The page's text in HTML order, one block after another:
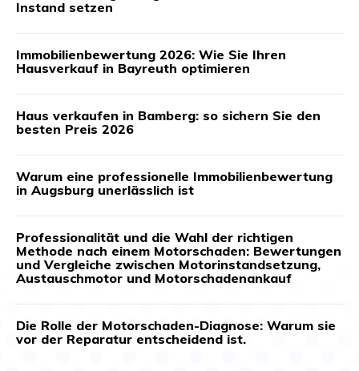
Instand setzen
Immobilienbewertung 2026: Wie Sie Ihren
Hausverkauf in Bayreuth optimieren
Haus verkaufen in Bamberg: so sichern Sie den
besten Preis 2026
Warum eine professionelle Immobilienbewertung
in Augsburg unerlässlich ist
Professionalität und die Wahl der richtigen
Methode nach einem Motorschaden: Bewertungen
und Vergleiche zwischen Motorinstandsetzung,
Austauschmotor und Motorschadenankauf
Die Rolle der Motorschaden-Diagnose: Warum sie
vor der Reparatur entscheidend ist.